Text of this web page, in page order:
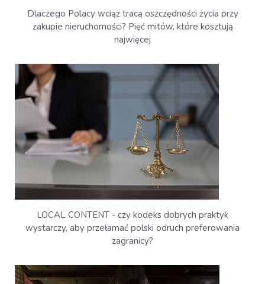
Dlaczego Polacy wciąż tracą oszczędności życia przy
zakupie nieruchomości? Pięć mitów, które kosztują
najwięcej
LOCAL CONTENT - czy kodeks dobrych praktyk
wystarczy, aby przełamać polski odruch preferowania
zagranicy?